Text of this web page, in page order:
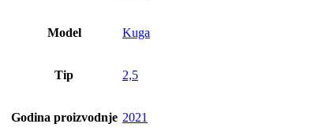
Model Kuga
Tip 2,5
Godina proizvodnje 2021